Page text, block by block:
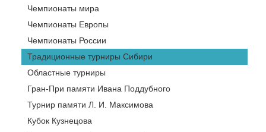
Чемпионаты мира
Чемпионаты Европы
Чемпионаты России
Традиционные турниры Сибири
Областные турниры
Гран-При памяти Ивана Поддубного
Турнир памяти Л. И. Максимова
Кубок Кузнецова